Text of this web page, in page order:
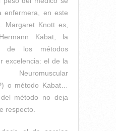
enfermera, en este
Margaret Knott es,
Kabat, la
de los métodos
excelencia: el de la
o método Kabat…
método no deja
respecto.